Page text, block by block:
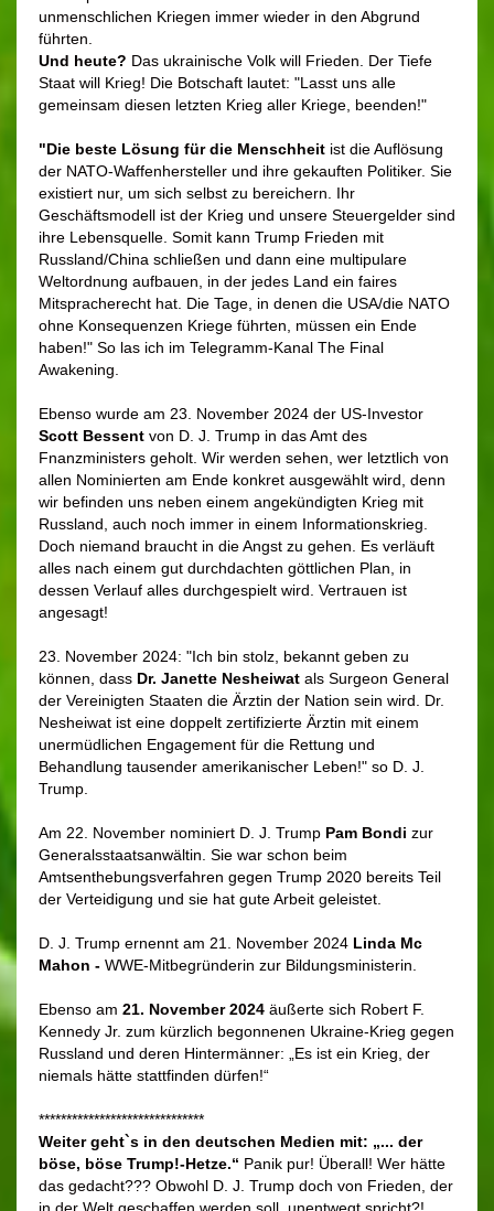
unmenschlichen Kriegen immer wieder in den Abgrund
führten.
Und heute? Das ukrainische Volk will Frieden. Der Tiefe
Staat will Krieg! Die Botschaft lautet: "Lasst uns alle
gemeinsam diesen letzten Krieg aller Kriege, beenden!"
"Die beste Lösung für die Menschheit ist die Auflösung
der NATO-Waffenhersteller und ihre gekauften Politiker. Sie
existiert nur, um sich selbst zu bereichern. Ihr
Geschäftsmodell ist der Krieg und unsere Steuergelder sind
ihre Lebensquelle. Somit kann Trump Frieden mit
Russland/China schließen und dann eine multipulare
Weltordnung aufbauen, in der jedes Land ein faires
Mitspracherecht hat. Die Tage, in denen die USA/die NATO
ohne Konsequenzen Kriege führten, müssen ein Ende
haben!" So las ich im Telegramm-Kanal The Final
Awakening.
Ebenso wurde am 23. November 2024 der US-Investor
Scott Bessent von D. J. Trump in das Amt des
Fnanzministers geholt. Wir werden sehen, wer letztlich von
allen Nominierten am Ende konkret ausgewählt wird, denn
wir befinden uns neben einem angekündigten Krieg mit
Russland, auch noch immer in einem Informationskrieg.
Doch niemand braucht in die Angst zu gehen. Es verläuft
alles nach einem gut durchdachten göttlichen Plan, in
dessen Verlauf alles durchgespielt wird. Vertrauen ist
angesagt!
23. November 2024: "Ich bin stolz, bekannt geben zu
können, dass Dr. Janette Nesheiwat als Surgeon General
der Vereinigten Staaten die Ärztin der Nation sein wird. Dr.
Nesheiwat ist eine doppelt zertifizierte Ärztin mit einem
unermüdlichen Engagement für die Rettung und
Behandlung tausender amerikanischer Leben!" so D. J.
Trump.
Am 22. November nominiert D. J. Trump Pam Bondi zur
Generalsstaatsanwältin. Sie war schon beim
Amtsenthebungsverfahren gegen Trump 2020 bereits Teil
der Verteidigung und sie hat gute Arbeit geleistet.
D. J. Trump ernennt am 21. November 2024 Linda Mc
Mahon - WWE-Mitbegründerin zur Bildungsministerin.
Ebenso am 21. November 2024 äußerte sich Robert F.
Kennedy Jr. zum kürzlich begonnenen Ukraine-Krieg gegen
Russland und deren Hintermänner: „Es ist ein Krieg, der
niemals hätte stattfinden dürfen!“
******************************
Weiter geht`s in den deutschen Medien mit: „... der
böse, böse Trump!-Hetze.“ Panik pur! Überall! Wer hätte
das gedacht??? Obwohl D. J. Trump doch von Frieden, der
in der Welt geschaffen werden soll, unentwegt spricht?!